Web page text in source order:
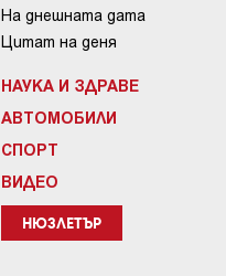
На днешната дата
Цитат на деня
НАУКА И ЗДРАВЕ
АВТОМОБИЛИ
СПОРТ
ВИДЕО
НЮЗЛЕТЪР